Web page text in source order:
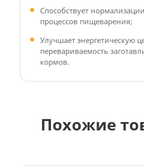
Способствует нормализации
процессов пищеварения;
Улучшает энергетическую
перевариваемость
кормов.
Похожие